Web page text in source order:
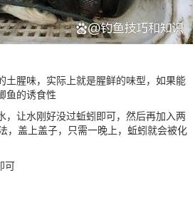
腥味，实际上就是腥鲜的味型，如果能
鱼的诱食性
让水刚好没过蚯蚓即可，然后再加入两
，盖上盖子，只需一晚上，蚯蚓就会被化
可